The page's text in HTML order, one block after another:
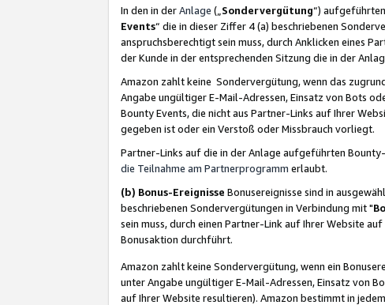
In den in derAnlage („ Sondervergütung“)
Events“ die in dieser Ziffer 4 (a) beschriebenen
anspruchsberechtigt sein muss, durch Anklicken eines
der Kunde in der entsprechenden Sitzung die in der
Amazon zahlt keine Sondervergütung, wenn das
Angabe ungültiger E-Mail-Adressen, Einsatz von Bots
Bounty Events, die nicht aus Partner-Links auf Ihrer
gegeben ist oder ein Verstoß oder Missbrauch vorliegt.
Partner-Links auf die in der Anlage aufgeführten
die Teilnahme am Partnerprogramm erlaubt.
(b) Bonus-Ereignisse Bonusereignisse sind in
beschriebenen Sondervergütungen in Verbindung mit "
sein muss, durch einen Partner-Link auf Ihrer Website
Bonusaktion durchführt.
Amazon zahlt keine Sondervergütung, wenn ein
unter Angabe ungültiger E-Mail-Adressen, Einsatz von
auf Ihrer Website resultieren). Amazon bestimmt in